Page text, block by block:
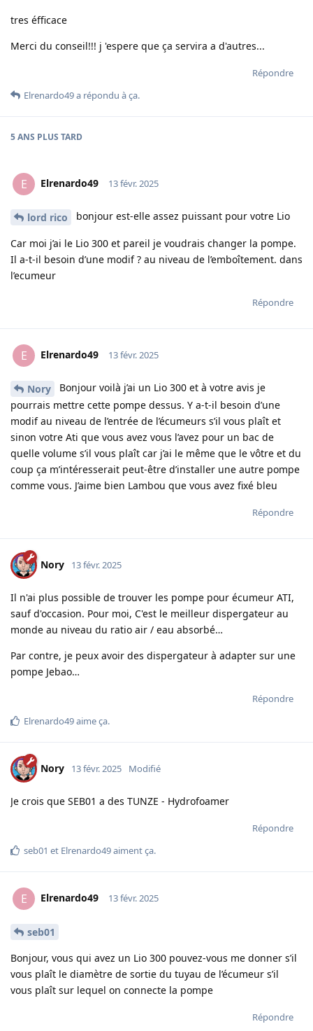
tres éfficace
Merci du conseil!!! j 'espere que ça servira a d'autres...
Répondre
Elrenardo49a répondu à ça.
5 ANS PLUS TARD
E Elrenardo49 13 févr. 2025
lord rico bonjour est-elle assez puissant pour votre Lio
Car moi j’ai le Lio 300 et pareil je voudrais changer la pompe.
Il a-t-il besoin d’une modif ? au niveau de l’emboîtement. dans
l’ecumeur
Répondre
E Elrenardo49 13 févr. 2025
Nory
Bonjour voilà j’ai un Lio 300 et à votre avis je
pourrais mettre cette pompe dessus. Y a-t-il besoin d’une
modif au niveau de l’entrée de l’écumeurs s’il vous plaît et
sinon votre Ati que vous avez vous l’avez pour un bac de
quelle volume s’il vous plaît car j’ai le même que le vôtre et du
coup ça m’intéresserait peut-être d’installer une autre pompe
comme vous. J’aime bien Lambou que vous avez fixé bleu
Répondre
Nory 13 févr. 2025
Il n'ai plus possible de trouver les pompe pour écumeur ATI,
sauf d'occasion. Pour moi, C'est le meilleur dispergateur au
monde au niveau du ratio air / eau absorbé…
Par contre, je peux avoir des dispergateur à adapter sur une
pompe Jebao…
Répondre
Elrenardo49aime ça.
Nory 13 févr. 2025 Modifié
Je crois que SEB01 a des TUNZE - Hydrofoamer
Répondre
seb01 et Elrenardo49aiment ça.
E Elrenardo49 13 févr. 2025
seb01
Bonjour, vous qui avez un Lio 300 pouvez-vous me donner s’il
vous plaît le diamètre de sortie du tuyau de l’écumeur s’il
vous plaît sur lequel on connecte la pompe
Répondre